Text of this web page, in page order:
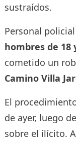
sustraídos.
Personal
hombres de 18
cometido un
Camino Villa
El
de ayer, luego
sobre el ilícito.